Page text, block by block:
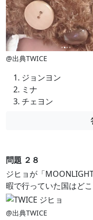
@出典TWICE
ジョンヨン
ミナ
チェヨン
問題 ２８
ジヒョが「
暇で行っていた国はどこ
@出典TWICE